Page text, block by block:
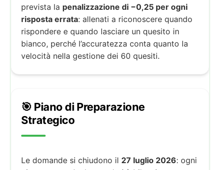
prevista la penalizzazione di −0,25 per ogni
risposta errata: allenati a riconoscere quando
rispondere e quando lasciare un quesito in
bianco, perché l’accuratezza conta quanto la
velocità nella gestione dei 60 quesiti.
🎯 Piano di Preparazione
Strategico
Le domande si chiudono il 27 luglio 2026: ogni